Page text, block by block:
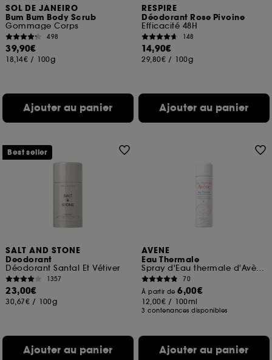
SOL DE JANEIRO
Bum Bum Body Scrub
Gommage Corps
498
39,90€
18,14€ / 100g
Ajouter au panier
RESPIRE
Déodorant Rose Pivoine
Efficacité 48H
148
14,90€
29,80€ / 100g
Ajouter au panier
SALT AND STONE
Deodorant
Déodorant Santal Et Vétiver
1357
23,00€
30,67€ / 100g
Ajouter au panier
Best seller
AVENE
Eau Thermale
Spray d'Eau thermale d'Avène
70
À partir de6,00€
12,00€ / 100ml
3 contenances disponibles
Ajouter au panier